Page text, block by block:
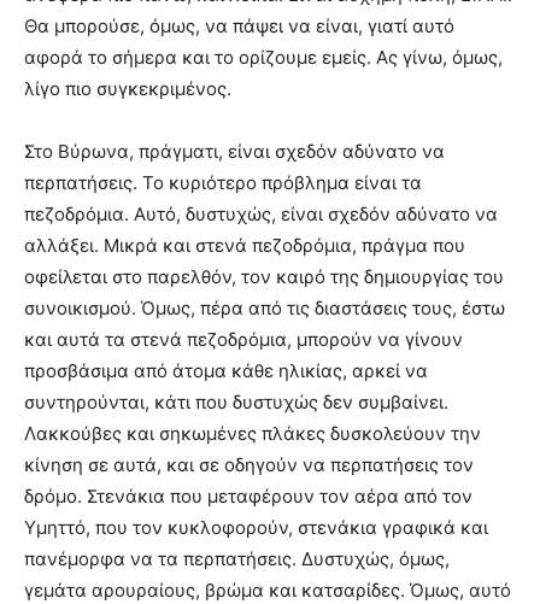
Θα μπορούσε, όμως, να πάψει να είναι, γιατί αυτό
αφορά το σήμερα και το ορίζουμε εμείς. Ας γίνω, όμως,
λίγο πιο συγκεκριμένος.
Στο Βύρωνα, πράγματι, είναι σχεδόν αδύνατο να
περπατήσεις. Το κυριότερο πρόβλημα είναι τα
πεζοδρόμια. Αυτό, δυστυχώς, είναι σχεδόν αδύνατο να
αλλάξει. Μικρά και στενά πεζοδρόμια, πράγμα που
οφείλεται στο παρελθόν, τον καιρό της δημιουργίας του
συνοικισμού. Όμως, πέρα από τις διαστάσεις τους, έστω
και αυτά τα στενά πεζοδρόμια, μπορούν να γίνουν
προσβάσιμα από άτομα κάθε ηλικίας, αρκεί να
συντηρούνται, κάτι που δυστυχώς δεν συμβαίνει.
Λακκούβες και σηκωμένες πλάκες δυσκολεύουν την
κίνηση σε αυτά, και σε οδηγούν να περπατήσεις τον
δρόμο. Στενάκια που μεταφέρουν τον αέρα από τον
Υμηττό, που τον κυκλοφορούν, στενάκια γραφικά και
πανέμορφα να τα περπατήσεις. Δυστυχώς, όμως,
γεμάτα αρουραίους, βρώμα και κατσαρίδες. Όμως, αυτό